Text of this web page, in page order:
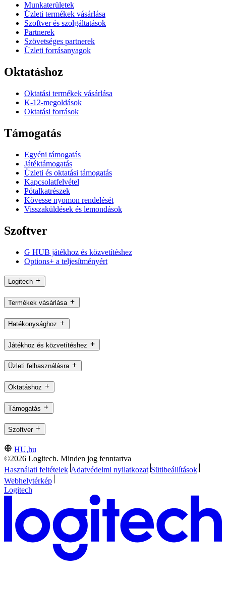
Munkaterületek
Üzleti termékek vásárlása
Szoftver és szolgáltatások
Partnerek
Szövetséges partnerek
Üzleti forrásanyagok
Oktatáshoz
Oktatási termékek vásárlása
K-12-megoldások
Oktatási források
Támogatás
Egyéni támogatás
Játéktámogatás
Üzleti és oktatási támogatás
Kapcsolatfelvétel
Pótalkatrészek
Kövesse nyomon rendelését
Visszaküldések és lemondások
Szoftver
G HUB játékhoz és közvetítéshez
Options+ a teljesítményért
Logitech
Termékek vásárlása
Hatékonysághoz
Játékhoz és közvetítéshez
Üzleti felhasználásra
Oktatáshoz
Támogatás
Szoftver
HU,hu
©2026 Logitech. Minden jog fenntartva
Használati feltételek Adatvédelmi nyilatkozat Sütibeállítások
Webhelytérkép
Logitech